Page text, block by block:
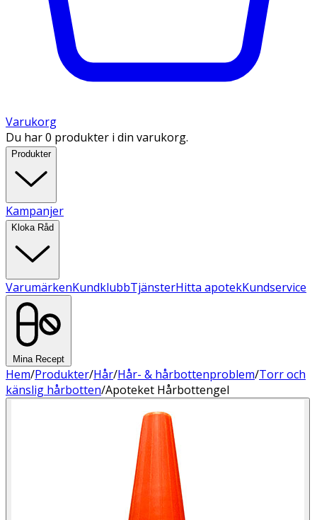
Varukorg
Du har 0 produkter i din varukorg.
Produkter
Kampanjer
Kloka Råd
VarumärkenKundklubbTjänsterHitta apotekKundservice
Mina Recept
Hem/Produkter/Hår/Hår- & hårbottenproblem/Torr och
känslig hårbotten/Apoteket Hårbottengel